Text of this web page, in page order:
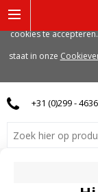
+31 (0)299 -
gerelateerde cookies.
cookies te
staat in onze